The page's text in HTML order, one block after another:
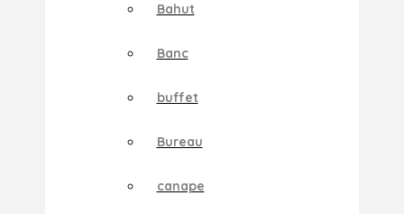
Bahut
Banc
buffet
Bureau
canape